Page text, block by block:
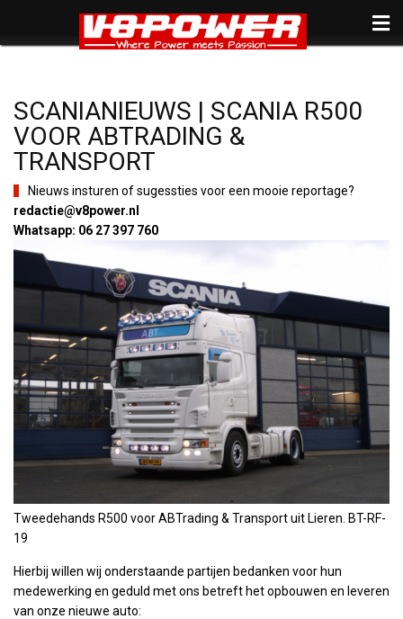
SCANIANIEUWS | SCANIA R500
VOOR ABTRADING &
TRANSPORT
Nieuws insturen of sugessties voor een mooie reportage?
redactie@v8power.nl
Whatsapp: 06 27 397 760
Tweedehands R500 voor ABTrading & Transport uit Lieren. BT-RF-
19
Hierbij willen wij onderstaande partijen bedanken voor hun
medewerking en geduld met ons betreft het opbouwen en leveren
van onze nieuwe auto: